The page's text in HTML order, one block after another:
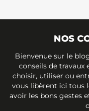
NOS
Bienvenue sur le
conseils de travaux
choisir, utiliser ou
vous libèrent ici tous
avoir les bons gestes